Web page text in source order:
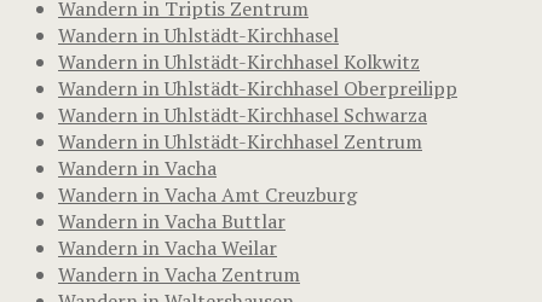
Wandern in Triptis Zentrum
Wandern in Uhlstädt-Kirchhasel
Wandern in Uhlstädt-Kirchhasel Kolkwitz
Wandern in Uhlstädt-Kirchhasel Oberpreilipp
Wandern in Uhlstädt-Kirchhasel Schwarza
Wandern in Uhlstädt-Kirchhasel Zentrum
Wandern in Vacha
Wandern in Vacha Amt Creuzburg
Wandern in Vacha Buttlar
Wandern in Vacha Weilar
Wandern in Vacha Zentrum